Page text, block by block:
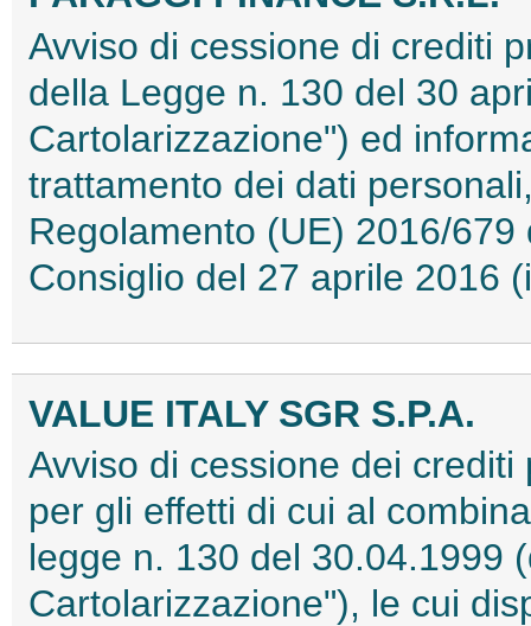
Avviso di cessione di crediti
della Legge n. 130 del 30
Cartolarizzazione") ed
trattamento dei dati
Regolamento (UE) 2016/
Consiglio del 27 aprile 2016
VALUE ITALY SGR S.P.A.
Avviso di cessione dei
per gli effetti di cui al
legge n. 130 del 30.04.1999
Cartolarizzazione"), le cui